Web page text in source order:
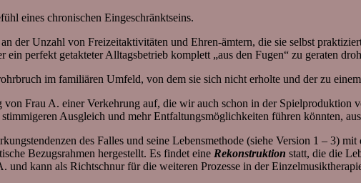
eines chronischen Eingeschränktseins.
der Unzahl von Freizeitaktivitäten und Ehren-ämtern, die sie selbst
perfekt getakteter Alltagsbetrieb komplett „aus den Fugen“ zu geraten
im familiären Umfeld, von dem sie sich nicht erholte und der zu
Frau A. einer Verkehrung auf, die wir auch schon in der
Ausgleich und mehr Entfaltungsmöglichkeiten führen könnten,
des Falles und seine Lebensmethode (siehe Version 1 – 3)
Bezugsrahmen hergestellt. Es findet eine Rekonstruktion statt, die die
und kann als Richtschnur für die weiteren Prozesse in der